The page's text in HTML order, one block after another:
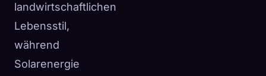
landwirtschaftlichen
Lebensstil,
während
Solarenergie